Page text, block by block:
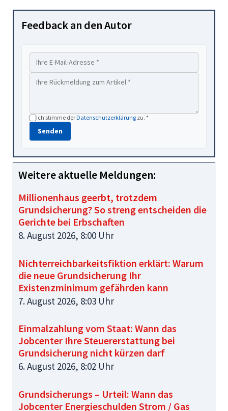
Feedback an den Autor
Ich stimme derDatenschutzerklärung zu. *
Senden
Weitere aktuelle Meldungen:
Millionenhaus geerbt, trotzdem
Grundsicherung? So streng entscheiden die
Gerichte bei Erbschaften
8. August 2026, 8:00 Uhr
Nichterreichbarkeitsfiktion erklärt: Warum
die neue Grundsicherung Ihr
Existenzminimum gefährden kann
7. August 2026, 8:03 Uhr
Einmalzahlung vom Staat: Wann das
Jobcenter Ihre Steuererstattung bei
Grundsicherung nicht kürzen darf
6. August 2026, 8:02 Uhr
Grundsicherungs – Urteil: Wann das
Jobcenter Energieschulden Strom / Gas